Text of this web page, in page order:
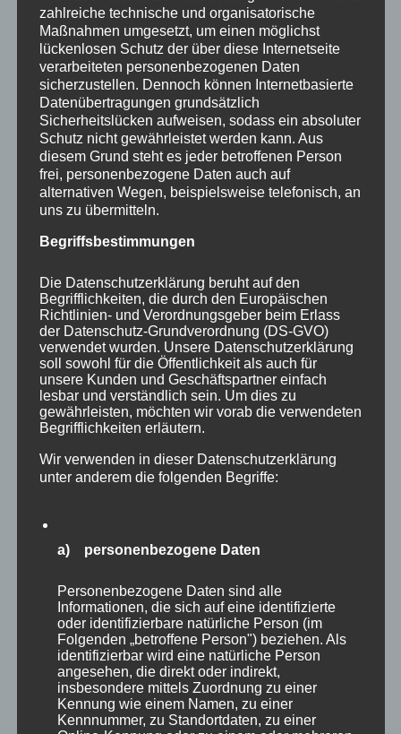
CURA SPORT BONE
89,99€ Enthält 7% Mehrwertsteuer zzgl.
Lieferzeit: sofort lieferbar
CURA SPORT
BRONCHIOSOL
48,15€ Enthält 7% Mehrwertsteuer zzgl.Versand
Lieferzeit: sofort lieferbar
zahlreiche technische und organisatorische
Maßnahmen umgesetzt, um einen möglichst
lückenlosen Schutz der über diese Internetseite
verarbeiteten personenbezogenen Daten
sicherzustellen. Dennoch können Internetbasierte
Datenübertragungen grundsätzlich
Sicherheitslücken aufweisen, sodass ein absoluter
Schutz nicht gewährleistet werden kann. Aus
diesem Grund steht es jeder betroffenen Person
frei, personenbezogene Daten auch auf
alternativen Wegen, beispielsweise telefonisch, an
uns zu übermitteln.
Begriffsbestimmungen
Die Datenschutzerklärung beruht auf den
Begrifflichkeiten, die durch den Europäischen
Richtlinien- und Verordnungsgeber beim Erlass
der Datenschutz-Grundverordnung (DS-GVO)
verwendet wurden. Unsere Datenschutzerklärung
soll sowohl für die Öffentlichkeit als auch für
unsere Kunden und Geschäftspartner einfach
lesbar und verständlich sein. Um dies zu
gewährleisten, möchten wir vorab die verwendeten
Begrifflichkeiten erläutern.
Wir verwenden in dieser Datenschutzerklärung
unter anderem die folgenden Begriffe:
a) personenbezogene Daten
Personenbezogene Daten sind alle
Informationen, die sich auf eine identifizierte
oder identifizierbare natürliche Person (im
Folgenden „betroffene Person") beziehen. Als
identifizierbar wird eine natürliche Person
angesehen, die direkt oder indirekt,
insbesondere mittels Zuordnung zu einer
Kennung wie einem Namen, zu einer
Kennnummer, zu Standortdaten, zu einer